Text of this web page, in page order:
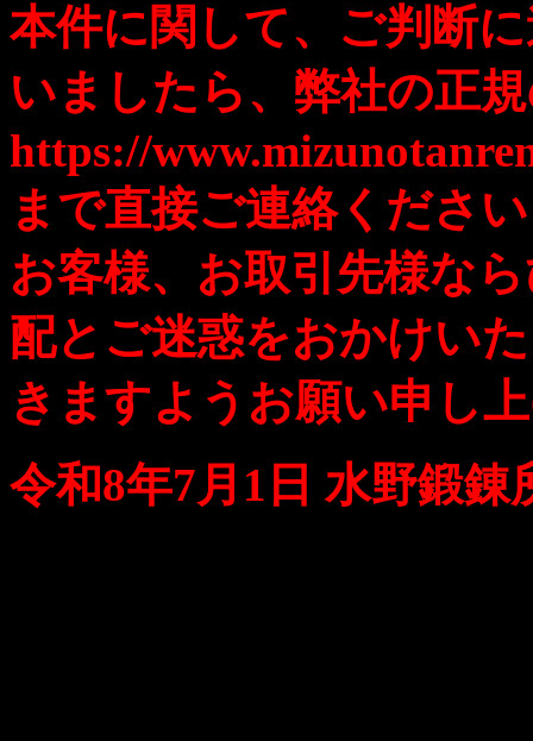
本件に関して、ご判断
いましたら、弊社の正
https://
まで直接ご連絡くださ
お客様、お取引先様な
配とご迷惑をおかけい
きますようお願い申し
令和8年7月1日 水野鍛錬